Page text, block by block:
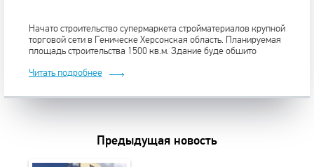
Начато строительство супермаркета стройматериалов крупной
торговой сети в Геническе Херсонская область. Планируемая
площадь строительства 1500 кв.м. Здание буде обшито
Читать подробнее
Предыдущая новость